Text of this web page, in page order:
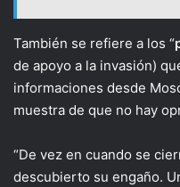
También se refiere a los “
de apoyo a la invasión)
informaciones desde
muestra de que no hay
“De vez en cuando se
descubierto su engaño.